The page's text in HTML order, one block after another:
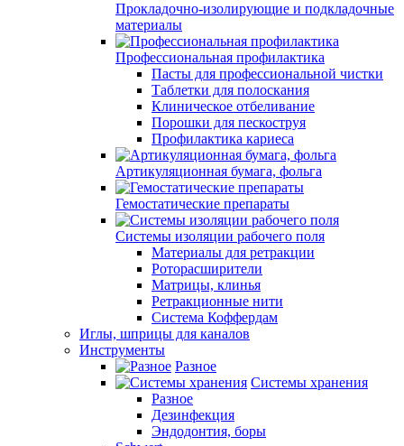
Прокладочно-изолирующие и подкладочные
материалы
Профессиональная профилактика
Пасты для профессиональной чистки
Таблетки для полоскания
Клиническое отбеливание
Порошки для пескоструя
Профилактика кариеса
Артикуляционная бумага, фольга
Гемостатические препараты
Системы изоляции рабочего поля
Материалы для ретракции
Роторасширители
Матрицы, клинья
Ретракционные нити
Система Коффердам
Иглы, шприцы для каналов
Инструменты
Разное
Системы хранения
Разное
Дезинфекция
Эндодонтия, боры